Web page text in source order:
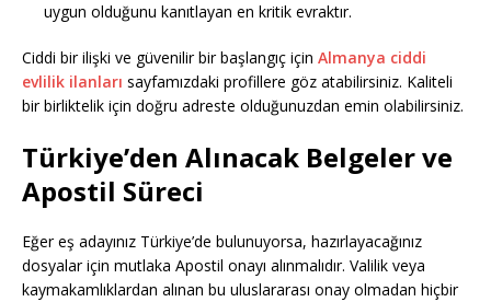
uygun olduğunu kanıtlayan en kritik evraktır.
Ciddi bir ilişki ve güvenilir bir başlangıç için Almanya ciddi
evlilik ilanları sayfamızdaki profillere göz atabilirsiniz. Kaliteli
bir birliktelik için doğru adreste olduğunuzdan emin olabilirsiniz.
Türkiye’den Alınacak Belgeler ve
Apostil Süreci
Eğer eş adayınız Türkiye’de bulunuyorsa, hazırlayacağınız
dosyalar için mutlaka Apostil onayı alınmalıdır. Valilik veya
kaymakamlıklardan alınan bu uluslararası onay olmadan hiçbir